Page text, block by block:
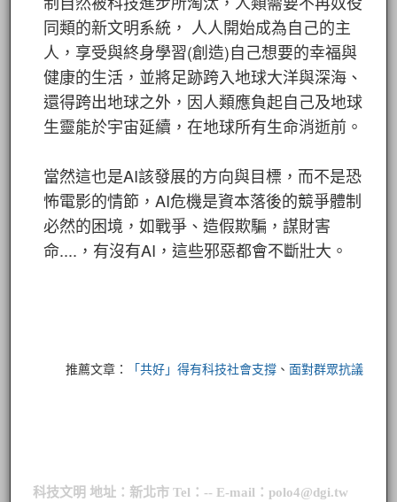
同類的新文明系統， 人人開始成為自己的主
人，享受與終身學習(創造)自己想要的幸福與
健康的生活，並將足跡跨入地球大洋與深海、
還得跨出地球之外，因人類應負起自己及地球
生靈能於宇宙延續，在地球所有生命消逝前。
當然這也是AI該發展的方向與目標，而不是恐
怖電影的情節，AI危機是資本落後的競爭體制
必然的困境，如戰爭、造假欺騙，謀財害
命....，有沒有AI，這些邪惡都會不斷壯大。
推薦文章： 「共好」得有科技社會支撐 、面對群眾抗議
科技文明 地址：新北市 Tel：-- E-mail：polo4@dgi.tw